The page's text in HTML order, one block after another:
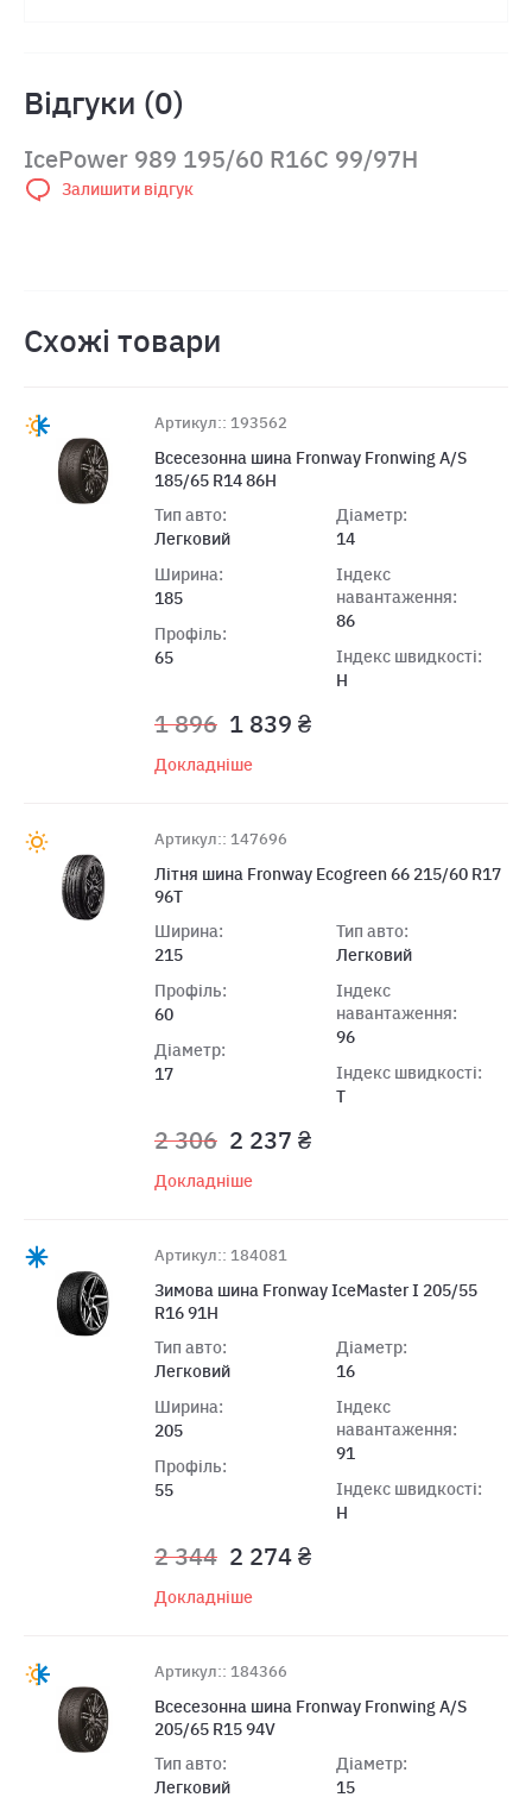
Відгуки (0)
IcePower 989 195/60 R16C 99/97H
Залишити відгук
Схожі товари
Артикул:: 193562
Всесезонна шина Fronway Fronwing A/S
185/65 R14 86H
Тип авто:
Легковий
Ширина:
185
Профіль:
65
Діаметр:
14
Індекс
навантаження:
86
Індекс швидкості:
H
1 896 1 839 ₴
Докладніше
Артикул:: 147696
Літня шина Fronway Ecogreen 66 215/60 R17
96T
Ширина:
215
Профіль:
60
Діаметр:
17
Тип авто:
Легковий
Індекс
навантаження:
96
Індекс швидкості:
T
2 306 2 237 ₴
Докладніше
Артикул:: 184081
Зимова шина Fronway IceMaster I 205/55
R16 91H
Тип авто:
Легковий
Ширина:
205
Профіль:
55
Діаметр:
16
Індекс
навантаження:
91
Індекс швидкості:
H
2 344 2 274 ₴
Докладніше
Артикул:: 184366
Всесезонна шина Fronway Fronwing A/S
205/65 R15 94V
Тип авто:
Легковий
Діаметр:
15